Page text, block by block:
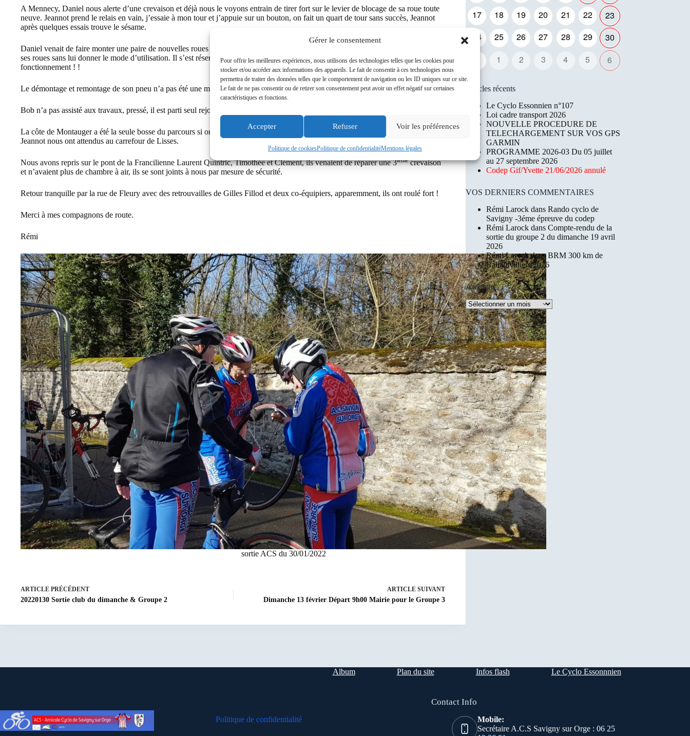
Gérer le consentement
Pour offrir les meilleures expériences, nous utilisons des technologies telles que les cookies pour
stocker et/ou accéder aux informations des appareils. Le fait de consentir à ces technologies nous
permettra de traiter des données telles que le comportement de navigation ou les ID uniques sur ce site.
Le fait de ne pas consentir ou de retirer son consentement peut avoir un effet négatif sur certaines
caractéristiques et fonctions.
Accepter Refuser Voir les préférences
Politique de cookiesPolitique de confidentialitéMentions légales
A Mennecy, Daniel nous alerte d’une crevaison et déjà nous le voyons entrain de tirer fort sur le levier de blocage de sa roue toute
neuve. Jeannot prend le relais en vain, j’essaie à mon tour et j’appuie sur un bouton, on fait un quart de tour sans succès, Jeannot
après quelques essais trouve le sésame.
Daniel venait de faire monter une paire de nouvelles roues avec un modèle de blocage jusqu’alors inconnu, le vélociste avait monté
ses roues sans lui donner le mode d’utilisation. Il s’est réservé l’après-midi de dimanche pour en connaître précisément le
fonctionnement ! !
Le démontage et remontage de son pneu n’a pas été une mince affaire, heureusement que Jeanmi a mis les mains à la pâte.
Bob n’a pas assisté aux travaux, pressé, il est parti seul rejoindre sa famille.
La côte de Montauger a été la seule bosse du parcours si on oublie la côte pour remonter sur le plateau de Savigny. Jeanmi et
Jeannot nous ont attendus au carrefour de Lisses.
Nous avons repris sur le pont de la Francilienne Laurent Quintric, Timothée et Clément, ils venaient de réparer une 3ièmecrevaison
et n’avaient plus de chambre à air, ils se sont joints à nous par mesure de sécurité.
Retour tranquille par la rue de Fleury avec des retrouvailles de Gilles Fillod et deux co-équipiers, apparemment, ils ont roulé fort !
Merci à mes compagnons de route.
Rémi
sortie ACS du 30/01/2022
ARTICLE PRÉCÉDENT
20220130 Sortie club du dimanche & Groupe 2
ARTICLE SUIVANT
Dimanche 13 février Départ 9h00 Mairie pour le Groupe 3
17
18 19 20 21 22
23
24
25 26 27 28 29
30
1 2 3 4 5 6
Articles récents
Le Cyclo Essonnien n°107
Loi cadre transport 2026
NOUVELLE PROCEDURE DE
TELECHARGEMENT SUR VOS GPS
GARMIN
PROGRAMME 2026-03 Du 05 juillet
au 27 septembre 2026
Codep Gif/Yvette 21/06/2026 annulé
VOS DERNIERS COMMENTAIRES
Rémi Larock dansRando cyclo de
Savigny -3éme épreuve du codep
Rémi Larock dansCompte-rendu de la
sortie du groupe 2 du dimanche 19 avril
2026
Rémi LarockdansBRM 300 km de
Ballainvilliers 2026
Archives
Archives
Album Plan du site Infos flash Le Cyclo Essonnnien
Politique de confidentialité
Contact Info
Mobile:
Secrétaire A.C.S Savigny sur Orge : 06 25